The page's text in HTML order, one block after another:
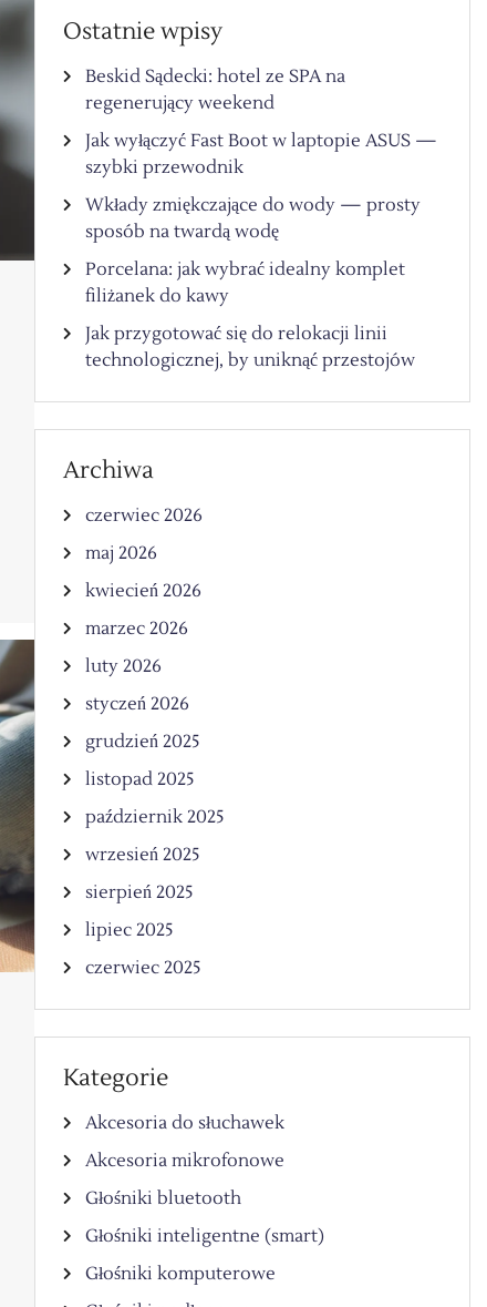
Ostatnie wpisy
Beskid Sądecki: hotel ze SPA na
regenerujący weekend
Jak wyłączyć Fast Boot w laptopie ASUS —
szybki przewodnik
Wkłady zmiękczające do wody — prosty
sposób na twardą wodę
Porcelana: jak wybrać idealny komplet
filiżanek do kawy
Jak przygotować się do relokacji linii
technologicznej, by uniknąć przestojów
Archiwa
czerwiec 2026
maj 2026
kwiecień 2026
marzec 2026
luty 2026
styczeń 2026
grudzień 2025
listopad 2025
październik 2025
wrzesień 2025
sierpień 2025
lipiec 2025
czerwiec 2025
Kategorie
Akcesoria do słuchawek
Akcesoria mikrofonowe
Głośniki bluetooth
Głośniki inteligentne (smart)
Głośniki komputerowe